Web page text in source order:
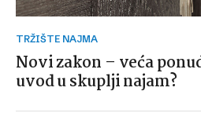
TRŽIŠTE NAJMA
Novi zakon – veća
uvod u skuplji najam?